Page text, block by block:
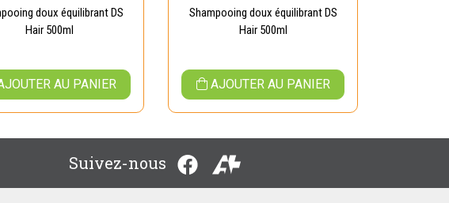
doux équilibrant DS
Hair 500ml
AU PANIER
Shampooing doux équilibrant DS
Hair 500ml
AJOUTER AU PANIER
Suivez-nous